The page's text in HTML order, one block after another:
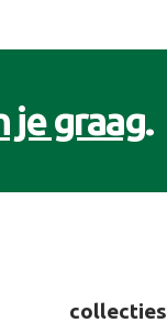
je graag.
collecties